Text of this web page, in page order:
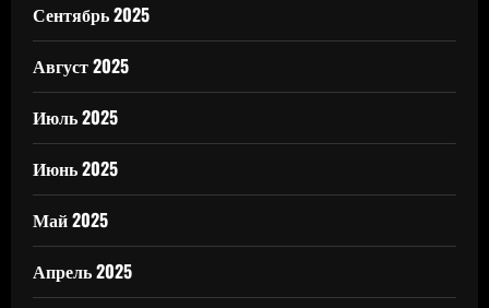
Сентябрь 2025
Август 2025
Июль 2025
Июнь 2025
Май 2025
Апрель 2025